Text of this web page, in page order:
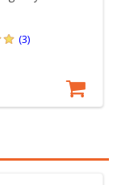
(3)